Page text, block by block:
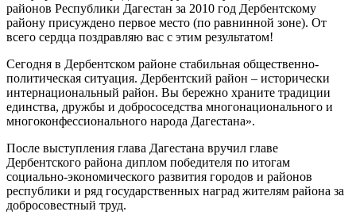
районов Республики Дагестан за 2010 год Дербентскому
району присуждено первое место (по равнинной зоне). От
всего сердца поздравляю вас с этим результатом!
Сегодня в Дербентском районе стабильная общественно-
политическая ситуация. Дербентский район – исторически
интернациональный район. Вы бережно храните традиции
единства, дружбы и добрососедства многонационального и
многоконфессионального народа Дагестана».
После выступления глава Дагестана вручил главе
Дербентского района диплом победителя по итогам
социально-экономического развития городов и районов
республики и ряд государственных наград жителям района за
добросовестный труд.